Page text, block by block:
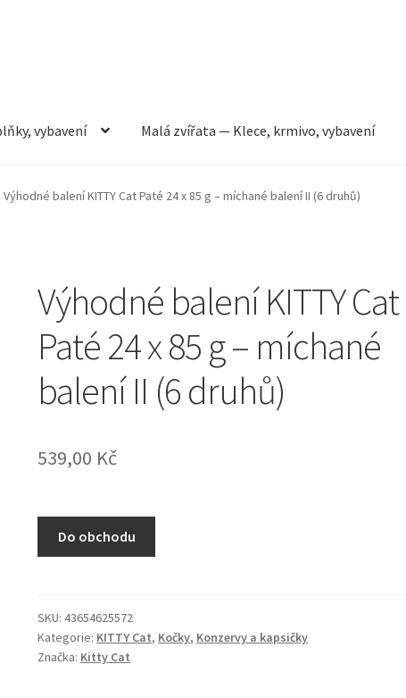
vybavení Malá zvířata — Klece, krmivo, vybavení
vybavení Můj účet Obchod Pokladna Vše pro kočky
Výhodné balení KITTY Cat Paté 24 x 85 g – míchané balení II (6 druhů)
Výhodné balení KITTY Cat
Paté 24 x 85 g – míchané
balení II (6 druhů)
539,00 Kč
Do obchodu
SKU:43654625572
Kategorie: KITTY Cat, Kočky, Konzervy a kapsičky
Značka: Kitty Cat